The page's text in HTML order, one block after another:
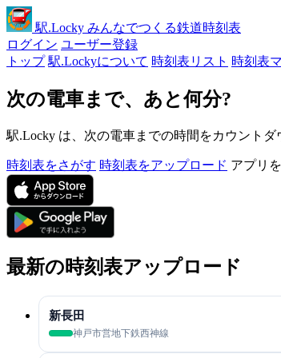
駅.Locky みんなでつくる鉄道時刻表
ログイン ユーザー登録
トップ 駅.Lockyについて 時刻表リスト 時刻表
次の電車まで、あと何分?
駅.Locky は、次の電車までの時間をカウント
時刻表をさがす 時刻表をアップロード アプリ
最新の時刻表アップロード
新長田
神戸市営地下鉄西神線